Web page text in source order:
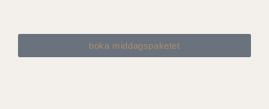
boka middagspaketet